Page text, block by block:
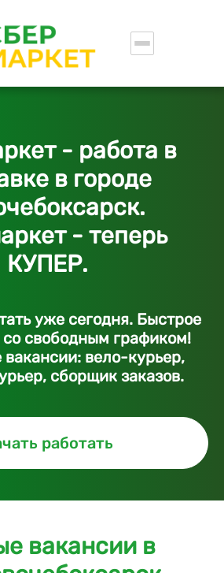
- работа в
в городе
- теперь
КУПЕР.
уже сегодня. Быстрое
свободным графиком!
вело-курьер,
сборщик заказов.
работать
вакансии в